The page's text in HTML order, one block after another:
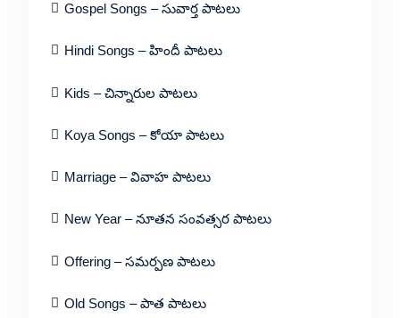
Gospel Songs – సువార్త పాటలు
Hindi Songs – హిందీ పాటలు
Kids – చిన్నారుల పాటలు
Koya Songs – కోయా పాటలు
Marriage – వివాహ పాటలు
New Year – నూతన సంవత్సర పాటలు
Offering – సమర్పణ పాటలు
Old Songs – పాత పాటలు